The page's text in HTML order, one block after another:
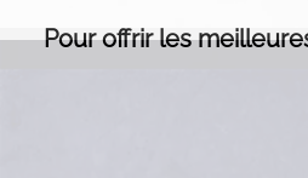
Pour offrir les